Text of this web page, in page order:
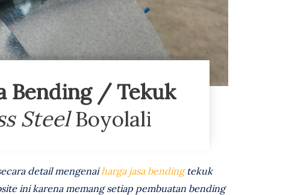
Bending / Tekuk
SteelBoyolali
detail mengenaiharga jasa bendingtekuk
ini karena memang setiap pembuatan bending